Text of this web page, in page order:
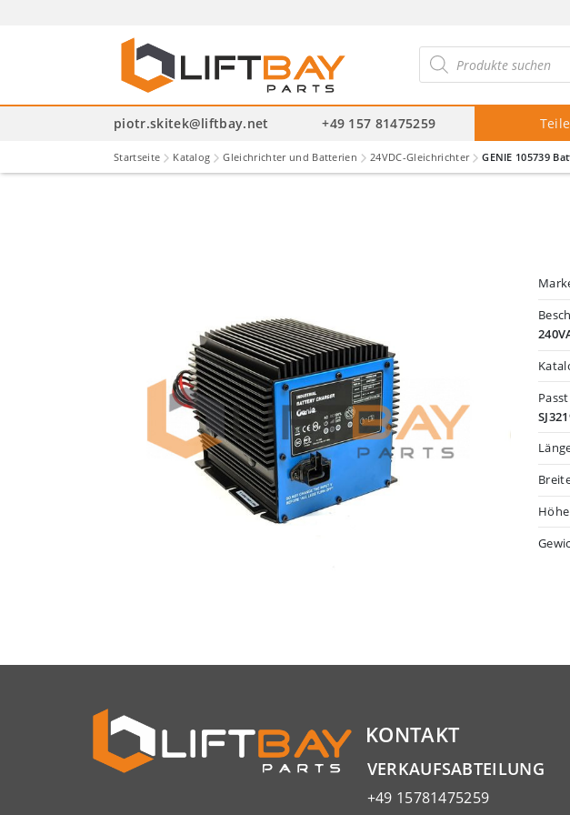
search
piotr.skitek@liftbay.net +49 157 81475259
Startseite Katalog Gleichrichter und Batterien 24VDC-Gleichrichter GENIE 105739
KONTAKT
VERKAUFSABTEILUNG
+49 15781475259